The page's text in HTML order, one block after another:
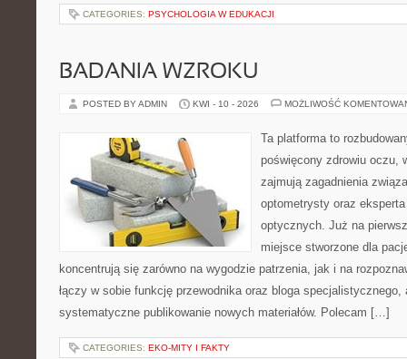
CATEGORIES: PSYCHOLOGIA W EDUKACJI
BADANIA WZROKU
POSTED BY ADMIN KWI - 10 - 2026 MOŻLIWOŚĆ
Ta platforma to
poświęcony zdrowiu oczu,
zajmują zagadnienia
optometrysty oraz
optycznych. Już na
miejsce stworzone dla
koncentrują się zarówno na wygodzie patrzenia, jak i na
łączy w sobie funkcję przewodnika oraz bloga specjalistycznego,
systematyczne publikowanie nowych materiałów. Polecam […]
CATEGORIES: EKO-MITY I FAKTY